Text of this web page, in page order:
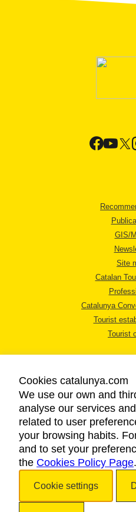
GIS/
Site
Catalan
Catalunya
Tourist
Tourist
LEGAL
PRIVACY
COOKIES
Cookies catalunya.com
We use our own and
analyse our services
related to user
your browsing habits.
and to set your
the Cookies Policy Page.
Cookie settings